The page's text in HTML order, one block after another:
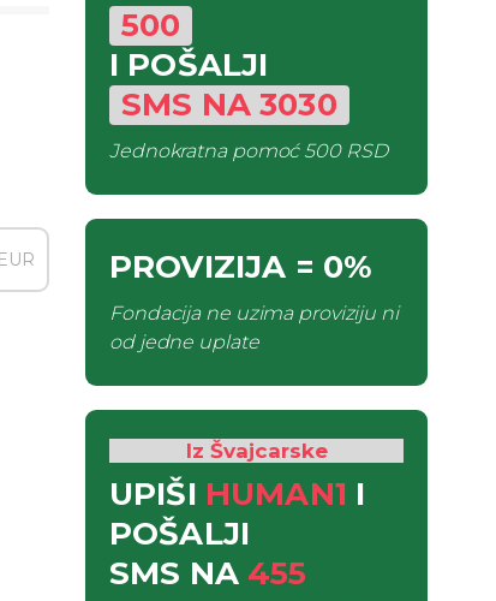
EUR
500
I POŠALJI
SMS NA3030
Jednokratna pomoć500 RSD
PROVIZIJA = 0%
Fondacija ne uzima proviziju ni
od jedne uplate
Iz Švajcarske
UPIŠI HUMAN1 I
POŠALJI
SMS NA 455